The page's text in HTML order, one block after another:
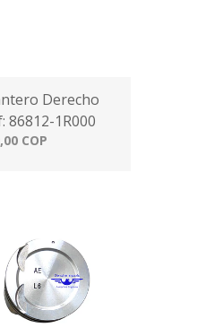
Derecho
86812-1R000
COP